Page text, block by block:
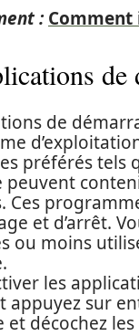
: Comment
de
de
préférés tels
peuvent
Ces
et d’arrêt.
ou moins
les
appuyez sur
et décochez